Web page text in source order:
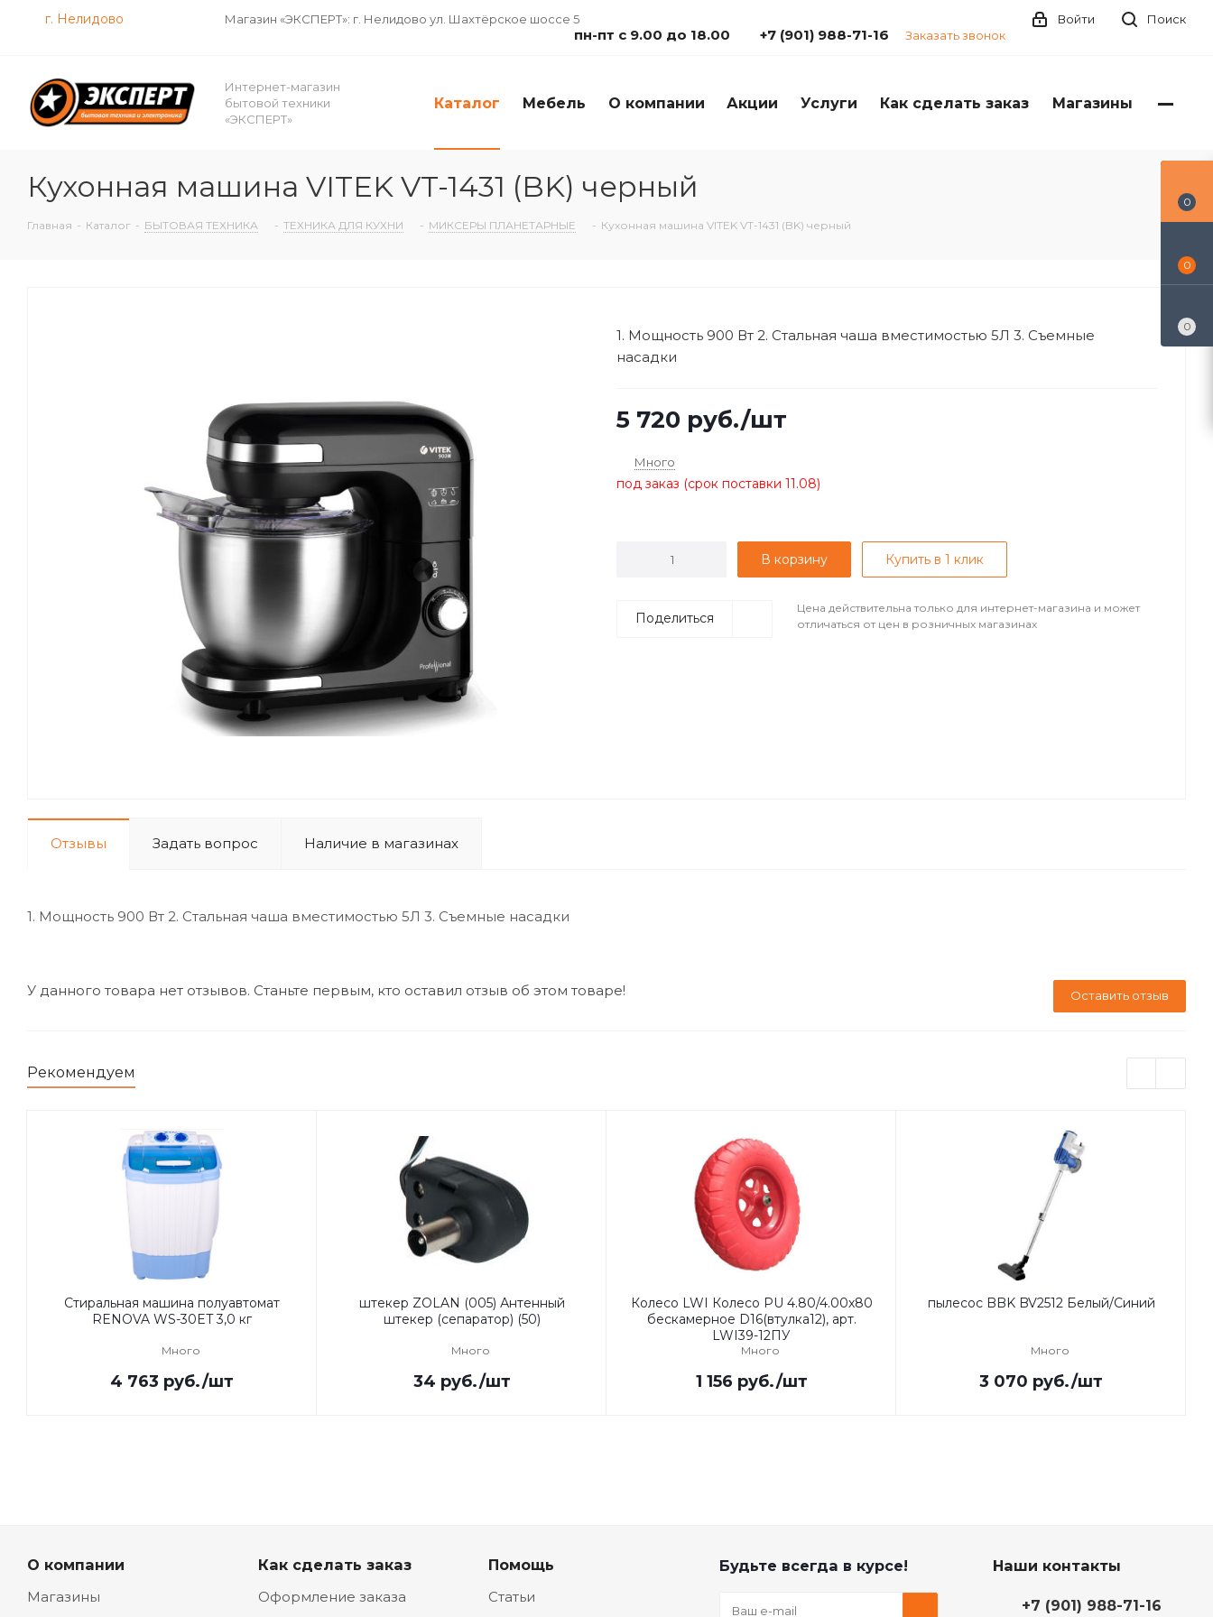
г. Нелидово Магазин «ЭКСПЕРТ»: г. Нелидово ул. Шахтёрское шоссе 5 Поиск
Войти
пн-пт с 9.00 до 18.00 +7 (901) 988-71-16 Заказать звонок
Интернет-магазин
бытовой техники
«ЭКСПЕРТ»
Каталог Мебель О компании Акции Услуги Как сделать заказ Магазины
Кухонная машина VITEK VT-1431 (BK) черный
Главная - Каталог - БЫТОВАЯ ТЕХНИКА - ТЕХНИКА ДЛЯ КУХНИ - МИКСЕРЫ ПЛАНЕТАРНЫЕ - Кухонная машина VITEK VT-1431 (BK) черный
1. Мощность 900 Вт 2. Cтальная чаша вместимостью 5Л 3. Съемные
насадки
5 720 руб./шт
Много
под заказ (срок поставки 11.08)
В корзину Купить в 1 клик
Поделиться
Цена действительна только для интернет-магазина и может
отличаться от цен в розничных магазинах
Отзывы Задать вопрос Наличие в магазинах
1. Мощность 900 Вт 2. Cтальная чаша вместимостью 5Л 3. Съемные насадки
Оставить отзыв
У данного товара нет отзывов. Станьте первым, кто оставил отзыв об этом товаре!
Рекомендуем
Стиральная машина полуавтомат
RENOVA WS-30ET 3,0 кг
Много
4 763 руб./шт
штекер ZOLAN (005) Антенный
штекер (сепаратор) (50)
Много
34 руб./шт
Колесо LWI Колесо PU 4.80/4.00х80
бескамерное D16(втулка12), арт.
LWI39-12ПУ
Много
1 156 руб./шт
пылесос BBK BV2512 Белый/Синий
Много
3 070 руб./шт
О компании
Магазины
Как сделать заказ
Оформление заказа
Помощь
Статьи
Будьте всегда в курсе! Наши контакты
+7 (901) 988-71-16
0
0
0